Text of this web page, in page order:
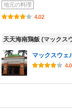
地元の料理
4.02
天天海南鶏飯 (マックス
マックスウェ